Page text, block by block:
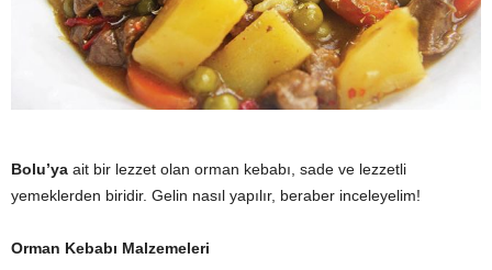
Bolu’ya ait bir lezzet olan orman kebabı, sade ve lezzetli
yemeklerden biridir. Gelin nasıl yapılır, beraber inceleyelim!
Orman Kebabı Malzemeleri